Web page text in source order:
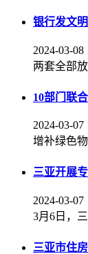
银行发文
2024-03-08
两套全部
10部门联
2024-03-07
增补绿色
三亚开展
2024-03-07
3月6日，
三亚市住